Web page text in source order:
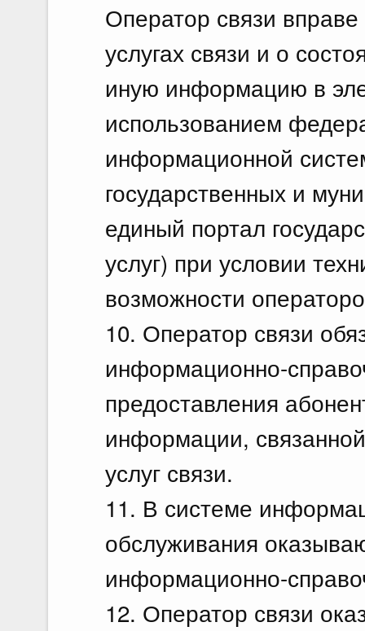
Оператор связи
услугах связи и о
иную информацию в
использованием
информационной
государственных и
единый портал
услуг) при условии
возможности
10. Оператор связи
информационно-
предоставления
информации,
услуг связи.
11. В системе
обслуживания
информационно-
12. Оператор связи